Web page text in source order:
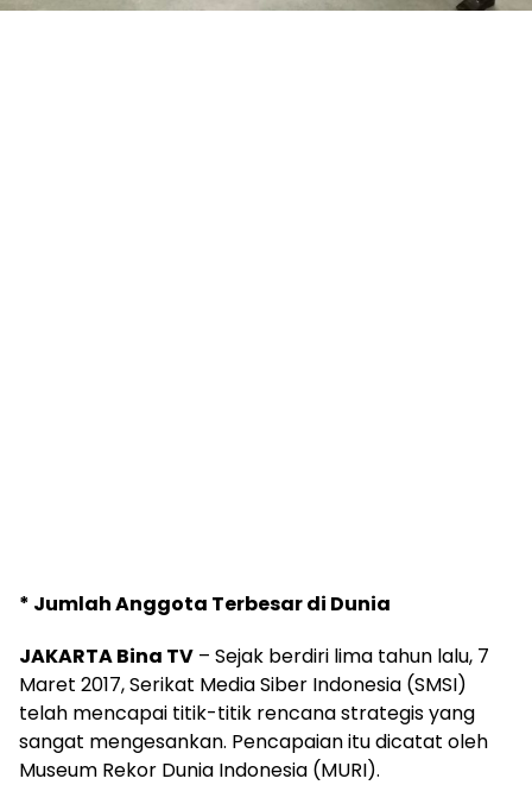
* Jumlah Anggota Terbesar di Dunia
JAKARTA Bina TV – Sejak berdiri lima tahun lalu, 7
Maret 2017, Serikat Media Siber Indonesia (SMSI)
telah mencapai titik-titik rencana strategis yang
sangat mengesankan. Pencapaian itu dicatat oleh
Museum Rekor Dunia Indonesia (MURI).